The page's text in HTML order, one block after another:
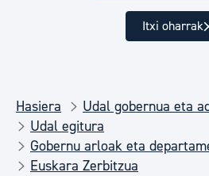
Itxi oharrak
Hasiera
Udal gobernua eta
Udal egitura
Gobernu arloak eta
Euskara Zerbitzua